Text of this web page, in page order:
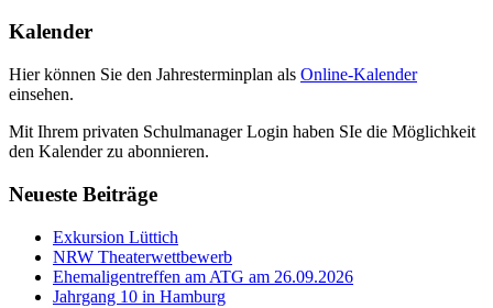
Kalender
Hier können Sie den Jahresterminplan als Online-Kalender
einsehen.
Mit Ihrem privaten Schulmanager Login haben SIe die Möglichkeit
den Kalender zu abonnieren.
Neueste Beiträge
Exkursion Lüttich
NRW Theaterwettbewerb
Ehemaligentreffen am ATG am 26.09.2026
Jahrgang 10 in Hamburg